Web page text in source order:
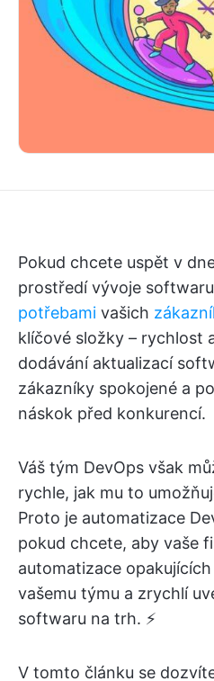
Pokud chcete uspět v
prostředí vývoje
potřebami vašich
klíčové složky – rychlost
dodávání aktualizací
zákazníky spokojené a
náskok před konkurencí.
Váš tým DevOps však
rychle, jak mu to
Proto je automatizace
pokud chcete, aby vaše
automatizace
vašemu týmu a zrychlí
softwaru na trh. ⚡
V tomto článku se